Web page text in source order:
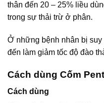
thân đến 20 – 25% liều
trong sự thải trừ ở phân.
Ở những bệnh nhân bị
đến làm giảm tốc độ đào
Cách dùng Cốm
Cách dùng